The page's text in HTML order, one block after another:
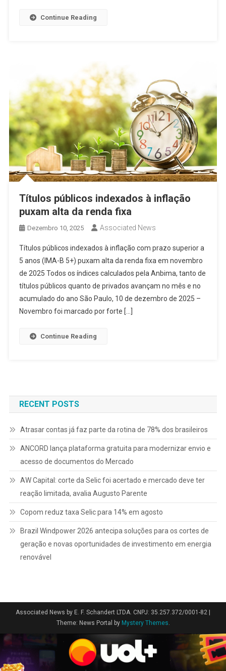
Continue Reading
Títulos públicos indexados à inflação
puxam alta da renda fixa
Dezembro 10, 2025 Associated News
Títulos públicos indexados à inflação com prazo superior a
5 anos (IMA-B 5+) puxam alta da renda fixa em novembro
de 2025 Todos os índices calculados pela Anbima, tanto de
títulos públicos quanto de privados avançam no mês e no
acumulado do ano São Paulo, 10 de dezembro de 2025 –
Novembro foi marcado por forte […]
Continue Reading
RECENT POSTS
Atrasar contas já faz parte da rotina de 78% dos brasileiros
ANCORD lança plataforma gratuita para modernizar envio e
acesso de documentos do Mercado
AW Capital: corte da Selic foi acertado e mercado deve ter
reação limitada, avalia Augusto Parente
Copom reduz taxa Selic para 14% em agosto
Brazil Windpower 2026 antecipa soluções para os cortes de
geração e novas oportunidades de investimento em energia
renovável
Associated News by E. F. Schandert LTDA. CNPJ: 35.257.372/0001-82 |
Theme: News Portal by Mystery Themes